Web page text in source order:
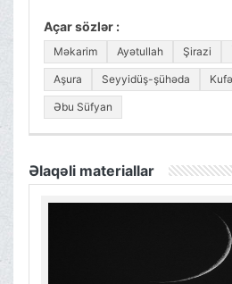
Açar sözlər :
Məkarim Ayətullah Şirazi
Aşura Seyyidüş-şühəda Kufə
Əbu Süfyan
Əlaqəli materiallar